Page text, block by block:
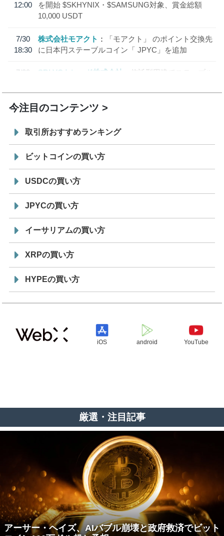
12:00
を開始 $SKHYNIX・$SAMSUNG対象、賞金総額
10,000 USDT
7/30
18:30
株式会社モアクト
「モアクト」 のポイント交換先
に日本円ステーブルコイン「 JPYC」を追加
7/29
SBI VCトレード株式会社
信託型円建てステーブル
今注目のコンテンツ
取引所おすすめランキング
ビットコインの買い方
USDCの買い方
JPYCの買い方
イーサリアムの買い方
XRPの買い方
HYPEの買い方
iOS android YouTube
厳選・注目記事
アーサー・ヘイズ、AIバブル崩壊と政府救済でビット